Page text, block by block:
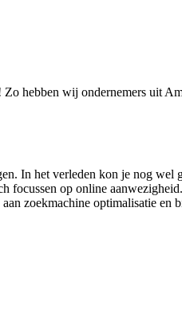
hebben wij ondernemers uit
In het verleden kon je nog
focussen op online
zoekmachine optimalisatie en